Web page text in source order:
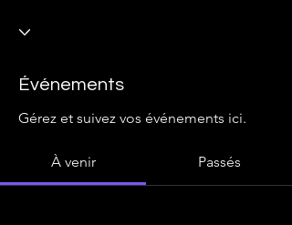
Événements
Gérez et suivez vos événements ici.
À venir Passés